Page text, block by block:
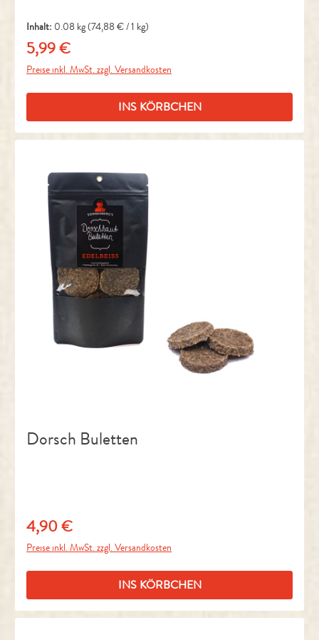
Inhalt: 0.08 kg(74,88 € / 1 kg)
Regulärer Preis:
5,99 €
Preise inkl. MwSt. zzgl. Versandkosten
INS KÖRBCHEN
Dorsch Buletten
Regulärer Preis:
4,90 €
Preise inkl. MwSt. zzgl. Versandkosten
INS KÖRBCHEN